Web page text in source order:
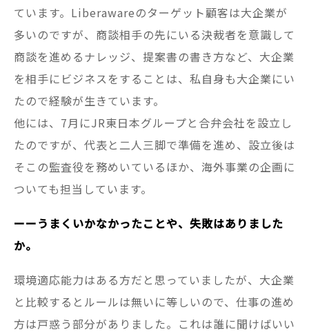
ています。Liberawareのターゲット顧客は大企業が
多いのですが、商談相手の先にいる決裁者を意識して
商談を進めるナレッジ、提案書の書き方など、大企業
を相手にビジネスをすることは、私自身も大企業にい
たので経験が生きています。
他には、7月にJR東日本グループと合弁会社を設立し
たのですが、代表と二人三脚で準備を進め、設立後は
そこの監査役を務めいているほか、海外事業の企画に
ついても担当しています。
ーーうまくいかなかったことや、失敗はありました
か。
環境適応能力はある方だと思っていましたが、大企業
と比較するとルールは無いに等しいので、仕事の進め
方は戸惑う部分がありました。これは誰に聞けばいい